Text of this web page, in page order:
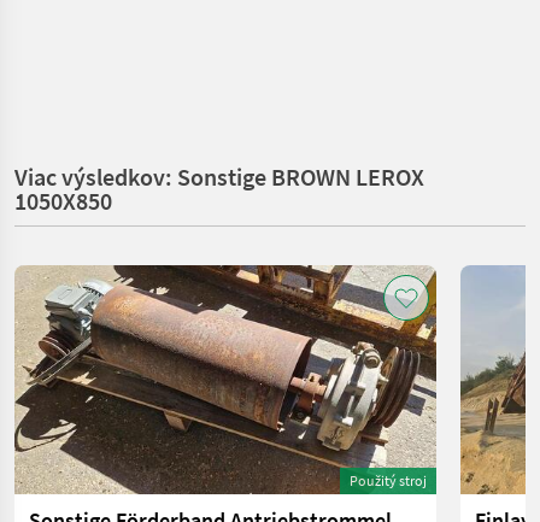
Viac výsledkov: Sonstige BROWN LEROX
1050X850
Použitý stroj